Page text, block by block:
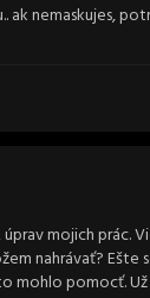
nemaskujes,
mojich
nahrávať? Ešte
mohlo pomocť.